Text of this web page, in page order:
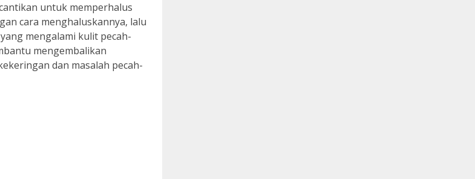
untuk memperhalus
cara menghaluskannya, lalu
mengalami kulit pecah-
mengembalikan
dan masalah pecah-